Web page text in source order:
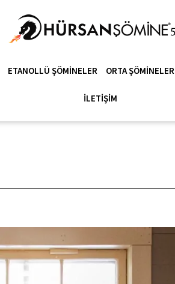
ETANOLLÜ ŞÖMINELER ORTA ŞÖMINELER
İLETIŞIM